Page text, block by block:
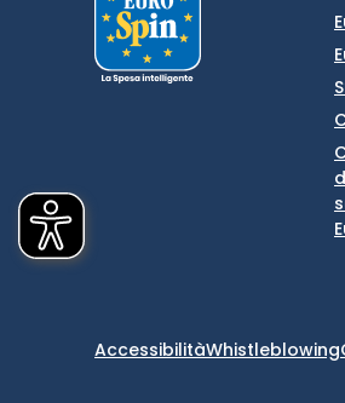
AccessibilitàWhistleblowing